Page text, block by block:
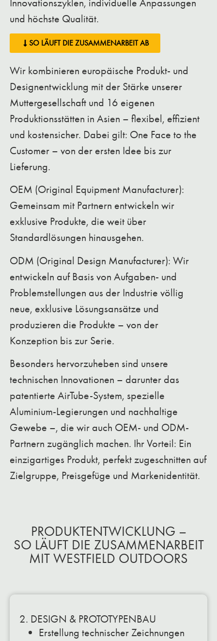
und höchste Qualität.
SO LÄUFT DIE ZUSAMMENARBEIT AB
Wir kombinieren europäische Produkt- und
Designentwicklung mit der Stärke unserer
Muttergesellschaft und 16 eigenen
Produktionsstätten in Asien – flexibel, effizient
und kostensicher. Dabei gilt: One Face to the
Customer – von der ersten Idee bis zur
Lieferung.
OEM (Original Equipment Manufacturer):
Gemeinsam mit Partnern entwickeln wir
exklusive Produkte, die weit über
Standardlösungen hinausgehen.
ODM (Original Design Manufacturer): Wir
entwickeln auf Basis von Aufgaben- und
Problemstellungen aus der Industrie völlig
neue, exklusive Lösungsansätze und
produzieren die Produkte – von der
Konzeption bis zur Serie.
Besonders hervorzuheben sind unsere
technischen Innovationen – darunter das
patentierte AirTube-System, spezielle
Aluminium-Legierungen und nachhaltige
Gewebe –, die wir auch OEM- und ODM-
Partnern zugänglich machen. Ihr Vorteil: Ein
einzigartiges Produkt, perfekt zugeschnitten auf
Zielgruppe, Preisgefüge und Markenidentität.
PRODUKTENTWICKLUNG –
SO LÄUFT DIE ZUSAMMENARBEIT
MIT WESTFIELD OUTDOORS
2. DESIGN & PROTOTYPENBAU
Erstellung technischer Zeichnungen